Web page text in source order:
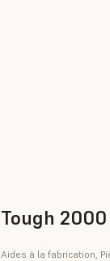
Tough 2000
Aides à la fabrication,